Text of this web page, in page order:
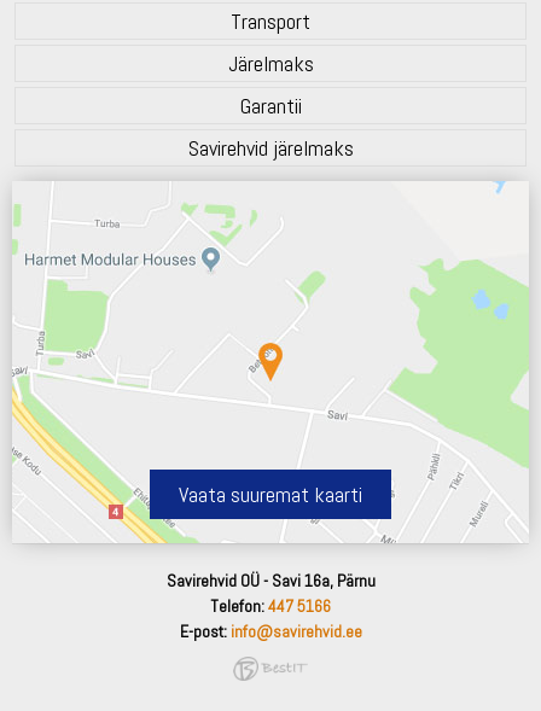
Transport
Järelmaks
Garantii
Savirehvid järelmaks
Vaata suuremat kaarti
Savirehvid OÜ - Savi 16a, Pärnu
Telefon:447 5166
E-post: info@savirehvid.ee